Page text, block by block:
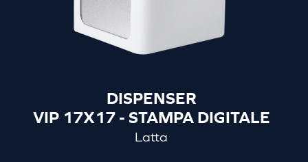
DISPENSER
VIP 17X17 - STAMPA DIGITALE
Latta